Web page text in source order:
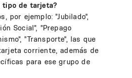
tipo de tarjeta?
por ejemplo: "Jubilado",
Social", "Prepago
"Transporte", las que
corriente, además de
para ese grupo de